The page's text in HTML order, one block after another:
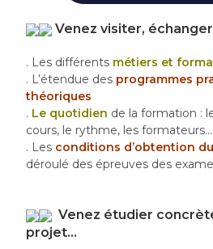
Venez visiter,
. Les différents métiers et
. L’étendue des programmes
théoriques
. Le quotidien de la formation :
cours, le rythme, les formateurs…
. Les conditions d’obtention
déroulé des épreuves des
Venez étudier
projet…